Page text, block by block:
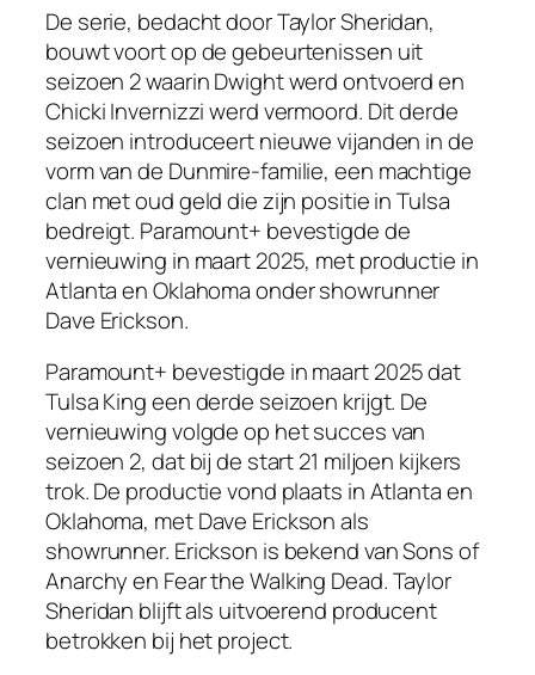
De serie, bedacht door Taylor Sheridan,
bouwt voort op de gebeurtenissen uit
seizoen 2 waarin Dwight werd ontvoerd en
Chicki Invernizzi werd vermoord. Dit derde
seizoen introduceert nieuwe vijanden in de
vorm van de Dunmire-familie, een machtige
clan met oud geld die zijn positie in Tulsa
bedreigt. Paramount+ bevestigde de
vernieuwing in maart 2025, met productie in
Atlanta en Oklahoma onder showrunner
Dave Erickson.
Paramount+ bevestigde in maart 2025 dat
Tulsa King een derde seizoen krijgt. De
vernieuwing volgde op het succes van
seizoen 2, dat bij de start 21 miljoen kijkers
trok. De productie vond plaats in Atlanta en
Oklahoma, met Dave Erickson als
showrunner. Erickson is bekend van Sons of
Anarchy en Fear the Walking Dead. Taylor
Sheridan blijft als uitvoerend producent
betrokken bij het project.